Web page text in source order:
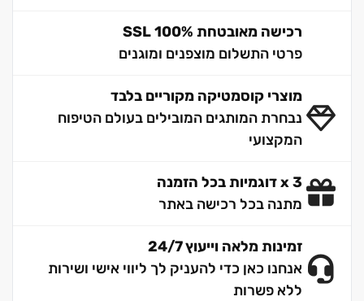
רכישה מאובטחת 100% SSL
פרטי התשלום מוצפנים ומוגנים
מוצרי קוסמטיקה מקוריים בלבד
נבחרת המותגים המובילים בעולם הטיפוח
המקצועי
3 x דוגמיות בכל הזמנה
מתנה בכל רכישה באתר
זמינות מלאה וייעוץ 24/7
אנחנו כאן כדי להעניק לך ליווי אישי ושירות
ללא פשרות